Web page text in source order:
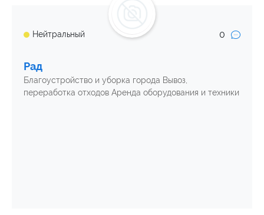
Нейтральный 0
Рад
Благоустройство и уборка города Вывоз,
переработка отходов Аренда оборудования и техники